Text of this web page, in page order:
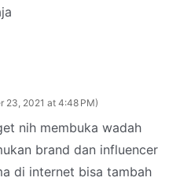
23, 2021 at 4:48 PM
nih membuka wadah
brand dan influencer
di internet bisa tambah